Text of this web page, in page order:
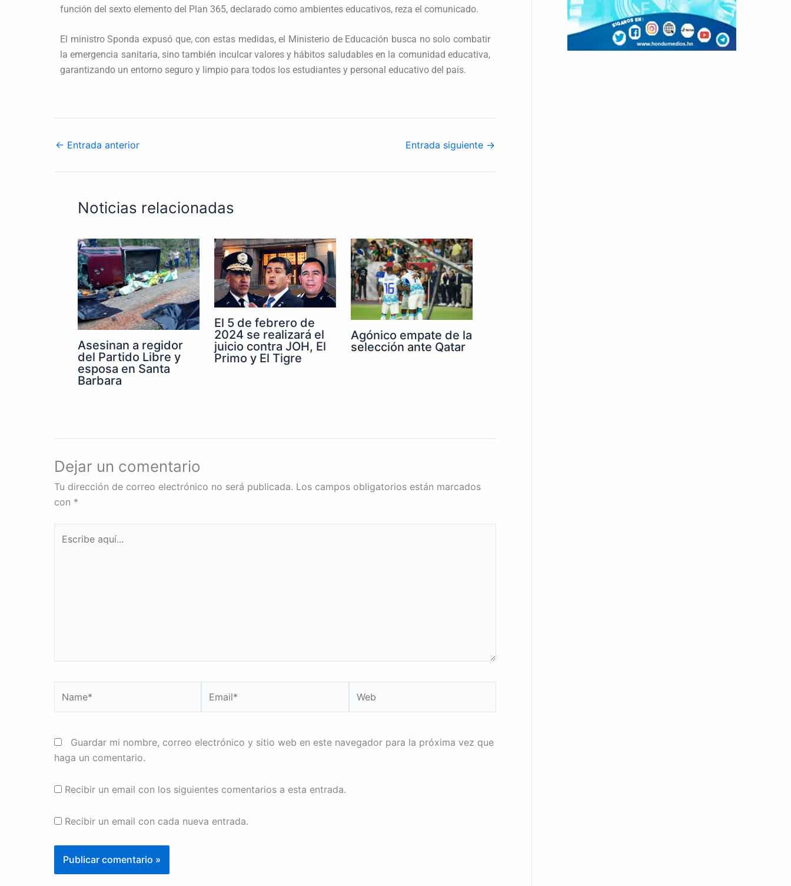
función del sexto elemento del Plan 365, declarado como ambientes educativos, reza el comunicado.
El ministro Sponda expusó que, con estas medidas, el Ministerio de Educación busca no solo combatir
la emergencia sanitaria, sino también inculcar valores y hábitos saludables en la comunidad educativa,
garantizando un entorno seguro y limpio para todos los estudiantes y personal educativo del país.
← Entrada anterior Entrada siguiente →
Noticias relacionadas
Asesinan a regidor
del Partido Libre y
esposa en Santa
Barbara
El 5 de febrero de
2024 se realizará el
juicio contra JOH, El
Primo y El Tigre
Agónico empate de la
selección ante Qatar
Dejar un comentario
Tu dirección de correo electrónico no será publicada. Los campos obligatorios están marcados
con *
aquí...
Guardar mi nombre, correo electrónico y sitio web en este navegador para la próxima vez que
haga un comentario.
Recibir un email con los siguientes comentarios a esta entrada.
Recibir un email con cada nueva entrada.